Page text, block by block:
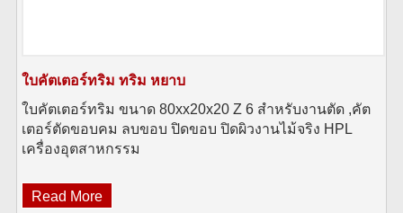
ใบคัตเตอร์ทริม ทริม หยาบ
ใบคัตเตอร์ทริม ขนาด 80xx20x20 Z 6 สำหรับงานตัด ,คัต
เตอร์ตัดขอบคม ลบขอบ ปิดขอบ ปิดผิวงานไม้จริง HPL
เครื่องอุตสาหกรรม
Read More